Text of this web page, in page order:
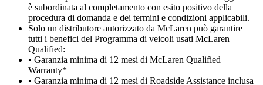
è subordinata al completamento con esito positivo della
procedura di domanda e dei termini e condizioni applicabili.
Solo un distributore autorizzato da McLaren può garantire
tutti i benefici del Programma di veicoli usati McLaren
Qualified:
• Garanzia minima di 12 mesi di McLaren Qualified
Warranty*
• Garanzia minima di 12 mesi di Roadside Assistance inclusa